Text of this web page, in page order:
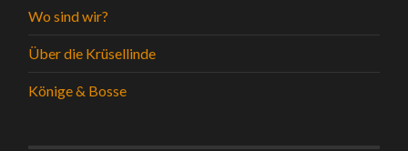
Wo sind wir?
Über die Krüsellinde
Könige & Bosse